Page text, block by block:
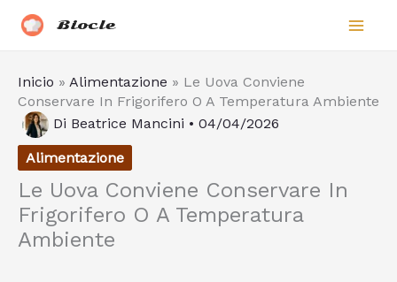
Biocle
Inicio » Alimentazione » Le Uova Conviene
Conservare In Frigorifero O A Temperatura Ambiente
Di Beatrice Mancini • 04/04/2026
Alimentazione
Le Uova Conviene Conservare In
Frigorifero O A Temperatura
Ambiente